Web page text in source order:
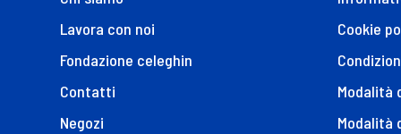
Lavora con noi
Fondazione celeghin
Contatti
Negozi
Cookie
Modalità
Modalità